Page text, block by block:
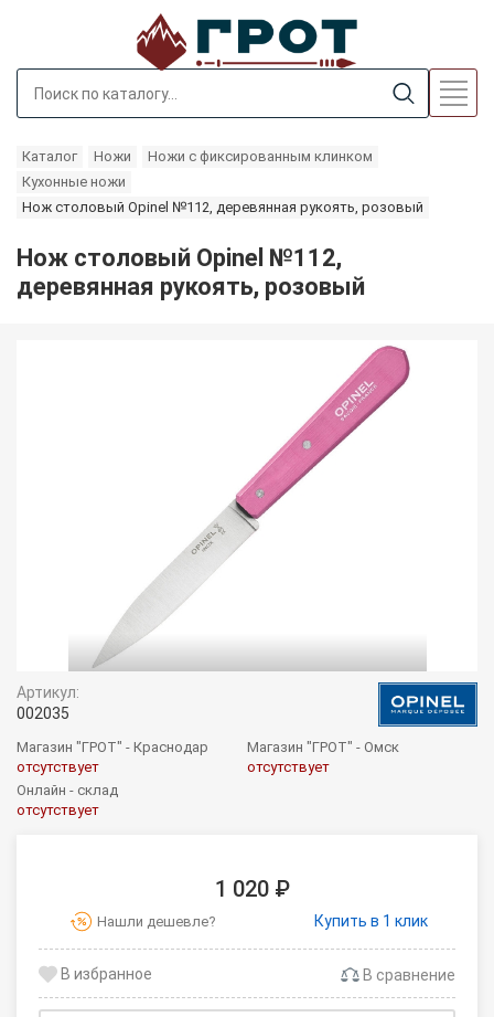
Каталог Ножи
Ножи с фиксированным клинком
Кухонные ножи
Нож столовый Opinel №112, деревянная рукоять, розовый
Нож столовый Opinel №112,
деревянная рукоять, розовый
Артикул:
002035
Магазин "ГРОТ" - Краснодар
отсутствует
Магазин "ГРОТ" - Омск
отсутствует
Онлайн - склад
отсутствует
1 020 ₽
Нашли дешевле? Купить в 1 клик
В сравнение